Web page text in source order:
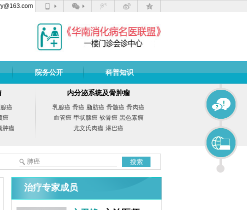
院务公开 科普知识
癌
癌
肿瘤
内分泌系统及骨肿瘤
乳腺癌 骨癌 脂肪癌 骨髓癌 骨肉癌
血管癌 甲状腺癌 软骨癌 黑色素瘤
尤文氏肉瘤 淋巴癌
搜索
治疗专家成员